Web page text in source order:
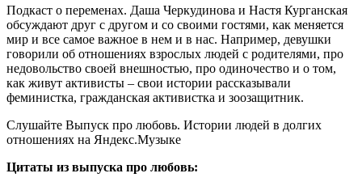
Подкаст о переменах. Даша Черкудинова и Настя Курганская
обсуждают друг с другом и со своими гостями, как меняется
мир и все самое важное в нем и в нас. Например, девушки
говорили об отношениях взрослых людей с родителями, про
недовольство своей внешностью, про одиночество и о том,
как живут активисты – свои истории рассказывали
феминистка, гражданская активистка и зоозащитник.
Слушайте Выпуск про любовь. Истории людей в долгих
отношениях на Яндекс.Музыке
Цитаты из выпуска про любовь: